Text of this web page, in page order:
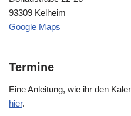
93309 Kelheim
Google Maps
Termine
Eine Anleitung, wie ihr den
hier.